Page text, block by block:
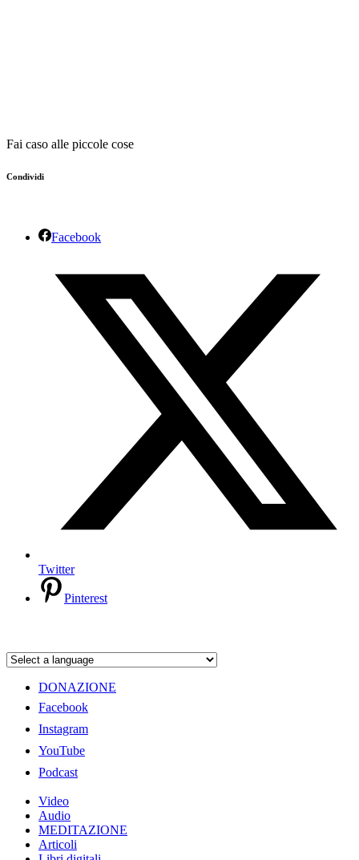
Fai caso alle piccole cose
Condividi
Facebook
Twitter
Pinterest
DONAZIONE
Facebook
Instagram
YouTube
Podcast
Video
Audio
MEDITAZIONE
Articoli